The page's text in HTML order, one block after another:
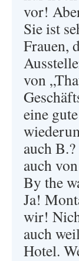
vor!
Sie ist
Frauen,
von
eine
auch
auch
By the
Ja!
wir!
auch
Hotel.